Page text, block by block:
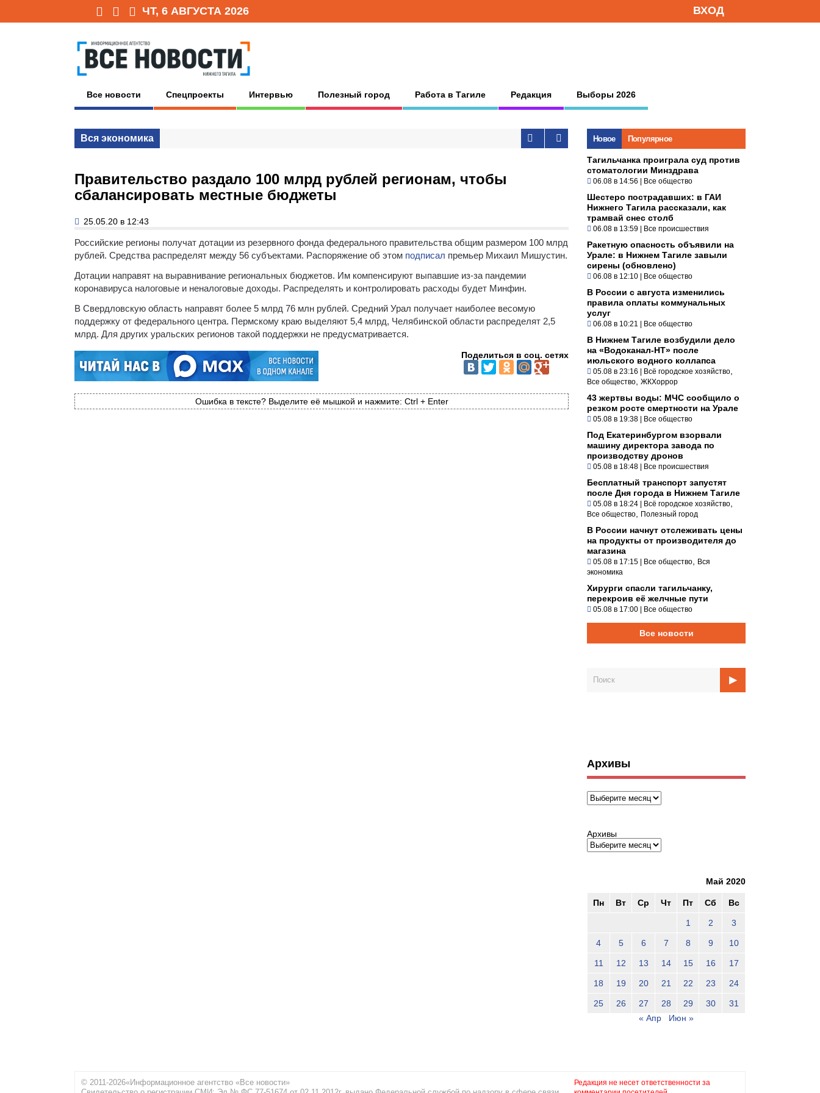
ЧТ, 6 АВГУСТА 2026 ВХОД
Все новости Спецпроекты Интервью Полезный город Работа в Тагиле Редакция Выборы 2026
Вся экономика
Правительство раздало 100 млрд рублей регионам, чтобы
сбалансировать местные бюджеты
25.05.20 в 12:43
Российские регионы получат дотации из резервного фонда федерального правительства общим размером 100 млрд
рублей. Средства распределят между 56 субъектами. Распоряжение об этом подписал премьер Михаил Мишустин.
Дотации направят на выравнивание региональных бюджетов. Им компенсируют выпавшие из-за пандемии
коронавируса налоговые и неналоговые доходы. Распределять и контролировать расходы будет Минфин.
В Свердловскую область направят более 5 млрд 76 млн рублей. Средний Урал получает наиболее весомую
поддержку от федерального центра. Пермскому краю выделяют 5,4 млрд, Челябинской области распределят 2,5
млрд. Для других уральских регионов такой поддержки не предусматривается.
Поделиться в соц. сетях
Ошибка в тексте? Выделите её мышкой и нажмите: Ctrl + Enter
Новое Популярное
Тагильчанка проиграла суд против
стоматологии Минздрава
06.08 в 14:56 | Все общество
Шестеро пострадавших: в ГАИ
Нижнего Тагила рассказали, как
трамвай снес столб
06.08 в 13:59 | Все происшествия
Ракетную опасность объявили на
Урале: в Нижнем Тагиле завыли
сирены (обновлено)
06.08 в 12:10 | Все общество
В России с августа изменились
правила оплаты коммунальных
услуг
06.08 в 10:21 | Все общество
В Нижнем Тагиле возбудили дело
на «Водоканал-НТ» после
июльского водного коллапса
05.08 в 23:16 | Всё городское хозяйство
Все общество ЖКХоррор
43 жертвы воды: МЧС сообщило о
резком росте смертности на Урале
05.08 в 19:38 | Все общество
Под Екатеринбургом взорвали
машину директора завода по
производству дронов
05.08 в 18:48 | Все происшествия
Бесплатный транспорт запустят
после Дня города в Нижнем Тагиле
05.08 в 18:24 | Всё городское хозяйство
Все общество Полезный город
В России начнут отслеживать цены
на продукты от производителя до
магазина
05.08 в 17:15 | Все общество
Вся
экономика
Хирурги спасли тагильчанку,
перекроив её желчные пути
05.08 в 17:00 | Все общество
Все новости
Архивы
Архивы
Архивы
Май 2020
Пн Вт Ср Чт Пт Сб Вс
1 2 3
4 5 6 7 8 9 10
11 12 13 14 15 16 17
18 19 20 21 22 23 24
25 26 27 28 29 30
31
« Апр
Июн »
© 2011-2026«Информационное агентство «Все новости»
Редакция не несет ответственности за